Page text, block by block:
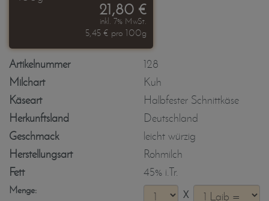
21,80 €
inkl. 7% MwSt.
5,45 € pro 100g
Artikelnummer
128
Milchart
Kuh
Käseart
Halbfester Schnittkäse
Herkunftsland
Deutschland
Geschmack
leicht würzig
Herstellungsart
Rohmilch
Fett
45% i.Tr.
Menge: X